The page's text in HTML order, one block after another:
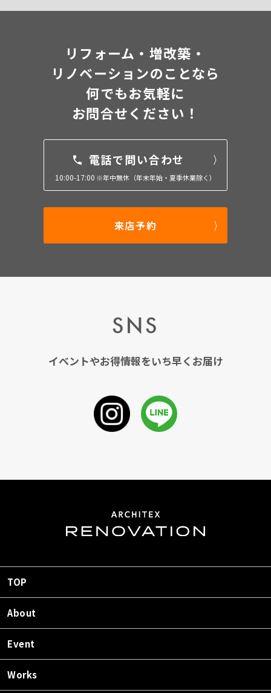
リフォーム・増改築・
リノベーションのことなら
何でもお気軽に
お問合せください！
電話で問い合わせ
10:00-17:00 ※年中無休（年末年始・夏季休業除く）
来店予約
SNS
イベントやお得情報をいち早くお届け
TOP
About
Event
Works